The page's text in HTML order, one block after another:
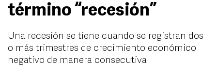
término “recesión”
Una recesión se tiene cuando se registran dos
o más trimestres de crecimiento económico
negativo de manera consecutiva